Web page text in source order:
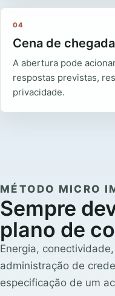
04
Cena de chegada
A abertura pode
respostas previstas,
privacidade.
MÉTODO MICRO
Sempre
plano de
Energia,
administração de
especificação de um